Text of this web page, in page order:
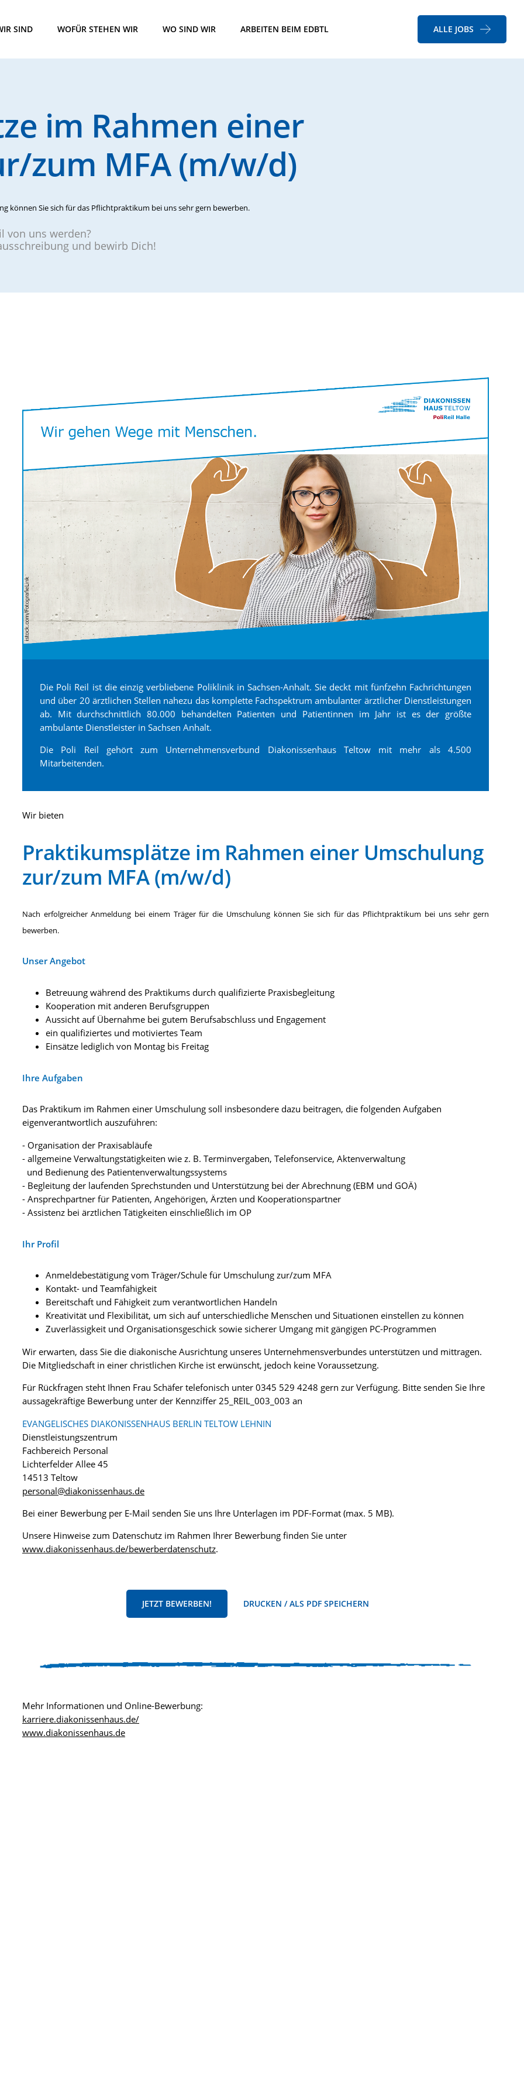
SIND WOFÜR STEHEN WIR WO SIND WIR ARBEITEN BEIM EDBTL ALLE JOBS
im Rahmen einer
zum MFA (m/w/d)
können Sie sich für das Pflichtpraktikum bei uns sehr gern bewerben.
von uns werden?
und bewirb Dich!
Die Poli Reil ist die einzig verbliebene Poliklinik in Sachsen-Anhalt. Sie deckt mit fünfzehn Fachrichtungen
und über 20 ärztlichen Stellen nahezu das komplette Fachspektrum ambulanter ärztlicher Dienstleistungen
ab. Mit durchschnittlich 80.000 behandelten Patienten und Patientinnen im Jahr ist es der größte
ambulante Dienstleister in Sachsen Anhalt.
Die Poli Reil gehört zum Unternehmensverbund Diakonissenhaus Teltow mit mehr als 4.500
Mitarbeitenden.
Wir bieten
Praktikumsplätze im Rahmen einer Umschulung
zur/zum MFA (m/w/d)
Nach erfolgreicher Anmeldung bei einem Träger für die Umschulung können Sie sich für das Pflichtpraktikum bei uns sehr gern
bewerben.
Unser Angebot
Betreuung während des Praktikums durch qualifizierte Praxisbegleitung
Kooperation mit anderen Berufsgruppen
Aussicht auf Übernahme bei gutem Berufsabschluss und Engagement
ein qualifiziertes und motiviertes Team
Einsätze lediglich von Montag bis Freitag
Ihre Aufgaben
Das Praktikum im Rahmen einer Umschulung soll insbesondere dazu beitragen, die folgenden Aufgaben
eigenverantwortlich auszuführen:
- Organisation der Praxisabläufe
- allgemeine Verwaltungstätigkeiten wie z. B. Terminvergaben, Telefonservice, Aktenverwaltung
und Bedienung des Patientenverwaltungssystems
- Begleitung der laufenden Sprechstunden und Unterstützung bei der Abrechnung (EBM und GOÄ)
- Ansprechpartner für Patienten, Angehörigen, Ärzten und Kooperationspartner
- Assistenz bei ärztlichen Tätigkeiten einschließlich im OP
Ihr Profil
Anmeldebestätigung vom Träger/Schule für Umschulung zur/zum MFA
Kontakt- und Teamfähigkeit
Bereitschaft und Fähigkeit zum verantwortlichen Handeln
Kreativität und Flexibilität, um sich auf unterschiedliche Menschen und Situationen einstellen zu können
Zuverlässigkeit und Organisationsgeschick sowie sicherer Umgang mit gängigen PC-Programmen
Wir erwarten, dass Sie die diakonische Ausrichtung unseres Unternehmensverbundes unterstützen und mittragen.
Die Mitgliedschaft in einer christlichen Kirche ist erwünscht, jedoch keine Voraussetzung.
Für Rückfragen steht Ihnen Frau Schäfer telefonisch unter 0345 529 4248 gern zur Verfügung. Bitte senden Sie Ihre
aussagekräftige Bewerbung unter der Kennziffer 25_REIL_003_003 an
EVANGELISCHES DIAKONISSENHAUS BERLIN TELTOW LEHNIN
Dienstleistungszentrum
Fachbereich Personal
Lichterfelder Allee 45
14513 Teltow
personal@diakonissenhaus.de
Bei einer Bewerbung per E-Mail senden Sie uns Ihre Unterlagen im PDF-Format (max. 5 MB).
Unsere Hinweise zum Datenschutz im Rahmen Ihrer Bewerbung finden Sie unter
www.diakonissenhaus.de/bewerberdatenschutz.
JETZT BEWERBEN! DRUCKEN / ALS PDF SPEICHERN
Mehr Informationen und Online-Bewerbung:
karriere.diakonissenhaus.de/
www.diakonissenhaus.de